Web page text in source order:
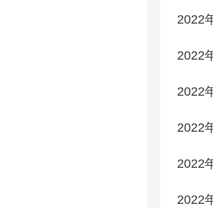
2022
2022
2022
2022
2022
2022